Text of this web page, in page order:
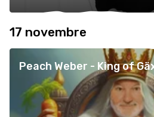
17 novembre
Peach Weber - King of